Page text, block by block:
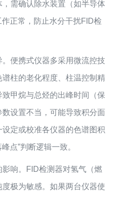
需确认除水装置（如半导体
正常，防止水分干扰FID检
便携式仪器多采用微流控技
柱的老化程度、柱温控制精
甲烷与总烃的出峰时间（保
设置不当，可能导致积分面
定或校准各仪器的色谱图积
点”判断逻辑一致。
响。FID检测器对氢气（燃
极为敏感。如果两台仪器使